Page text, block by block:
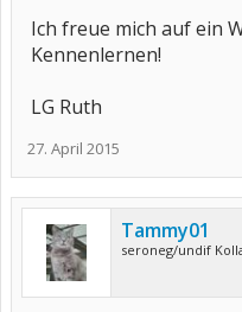
Ich freue mich auf ein
Kennenlernen!
LG Ruth
27. April 2015
Tammy01
seroneg/undif